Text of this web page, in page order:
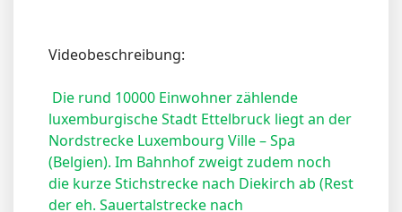
Videobeschreibung:
Die rund 10000 Einwohner zählende
luxemburgische Stadt Ettelbruck liegt an der
Nordstrecke Luxembourg Ville – Spa
(Belgien). Im Bahnhof zweigt zudem noch
die kurze Stichstrecke nach Diekirch ab (Rest
der eh. Sauertalstrecke nach